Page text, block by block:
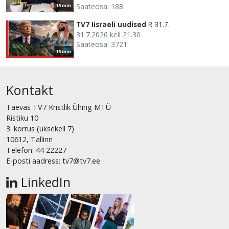
15 min
Saateosa: 188
15 min
TV7 Iisraeli uudised R 31.7.
31.7.2026 kell 21.30
Saateosa: 3721
Kontakt
Taevas TV7 Kristlik Ühing MTÜ
Ristiku 10
3. korrus (uksekell 7)
10612, Tallinn
Telefon: 44 22227
E-posti aadress: tv7@tv7.ee
LinkedIn